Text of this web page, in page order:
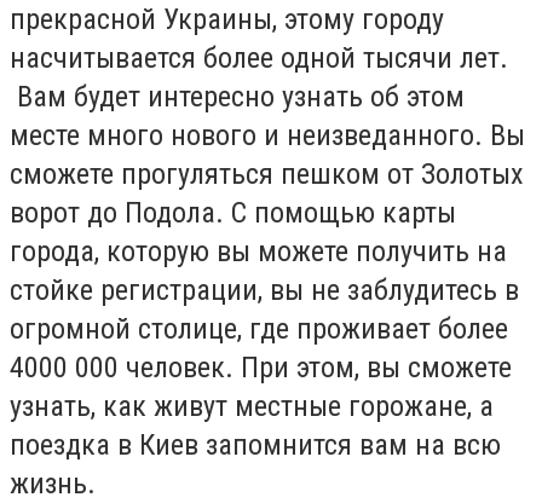
прекрасной Украины, этому городу
насчитывается более одной тысячи лет.
Вам будет интересно узнать об этом
месте много нового и неизведанного. Вы
сможете прогуляться пешком от Золотых
ворот до Подола. С помощью карты
города, которую вы можете получить на
стойке регистрации, вы не заблудитесь в
огромной столице, где проживает более
4000 000 человек. При этом, вы сможете
узнать, как живут местные горожане, а
поездка в Киев запомнится вам на всю
жизнь.